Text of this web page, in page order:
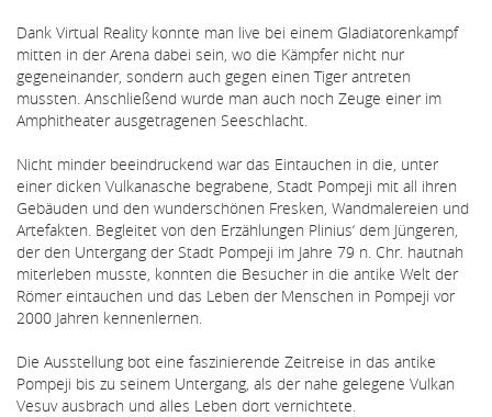
Dank Virtual Reality konnte man live bei einem Gladiatorenkampf
mitten in der Arena dabei sein, wo die Kämpfer nicht nur
gegeneinander, sondern auch gegen einen Tiger antreten
mussten. Anschließend wurde man auch noch Zeuge einer im
Amphitheater ausgetragenen Seeschlacht.
Nicht minder beeindruckend war das Eintauchen in die, unter
einer dicken Vulkanasche begrabene, Stadt Pompeji mit all ihren
Gebäuden und den wunderschönen Fresken, Wandmalereien und
Artefakten. Begleitet von den Erzählungen Plinius‘ dem Jüngeren,
der den Untergang der Stadt Pompeji im Jahre 79 n. Chr. hautnah
miterleben musste, konnten die Besucher in die antike Welt der
Römer eintauchen und das Leben der Menschen in Pompeji vor
2000 Jahren kennenlernen.
Die Ausstellung bot eine faszinierende Zeitreise in das antike
Pompeji bis zu seinem Untergang, als der nahe gelegene Vulkan
Vesuv ausbrach und alles Leben dort vernichtete.